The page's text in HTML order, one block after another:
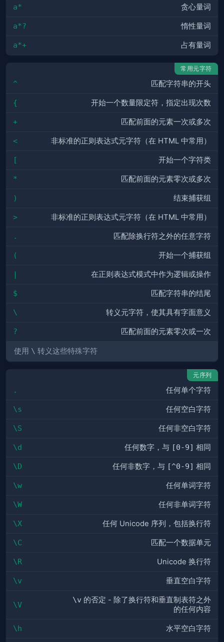
a* 贪心量词
a*? 惰性量词
a*+ 占有量词
常用元字符
^ 匹配字符串的开头
{ 开始一个数量限定符，指定出现次数
+ 匹配前面的元素一次或多次
< 非标准的正则表达式元字符（在 HTML 中常用）
[ 开始一个字符类
* 匹配前面的元素零次或多次
) 结束捕获组
> 非标准的正则表达式元字符（在 HTML 中常用）
. 匹配除换行符之外的任意字符
( 开始一个捕获组
| 在正则表达式模式中作为逻辑或操作
$ 匹配字符串的结尾
\ 转义元字符，使其具有字面意义
? 匹配前面的元素零次或一次
使用 \ 转义这些特殊字符
元序列
. 任何单个字符
\s 任何空白字符
\S 任何非空白字符
\d 任何数字，与 [0-9] 相同
\D 任何非数字，与 [^0-9] 相同
\w 任何单词字符
\W 任何非单词字符
\X 任何 Unicode 序列，包括换行符
\C 匹配一个数据单元
\R Unicode 换行符
\v 垂直空白字符
\V
\v 的否定 - 除了换行符和垂直制表符之外
的任何内容
\h 水平空白字符